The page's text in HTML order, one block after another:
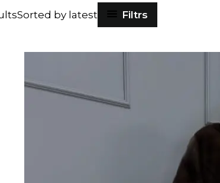
Sorted by latest Filtrs